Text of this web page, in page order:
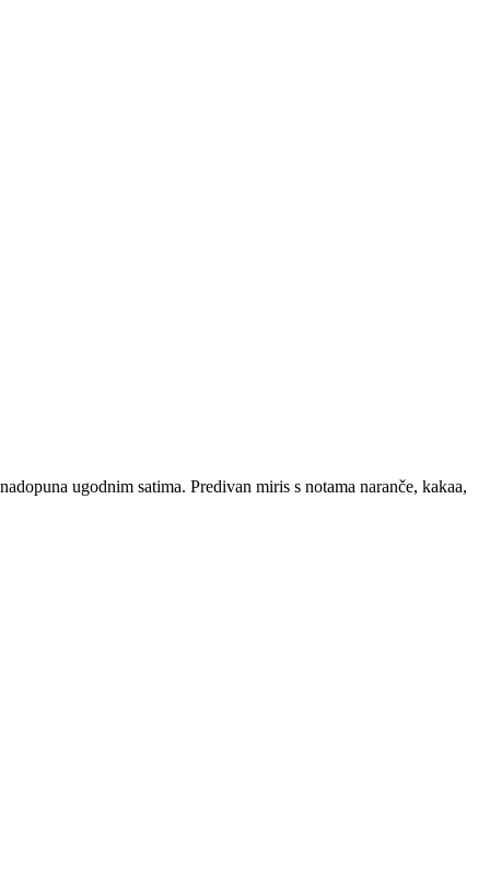
ugodnim satima. Predivan miris s notama naranče, kakaa,